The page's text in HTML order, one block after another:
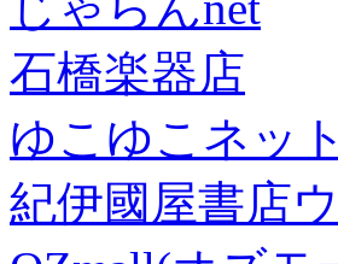
石橋楽器店
ゆこゆこネット
紀伊國屋書店